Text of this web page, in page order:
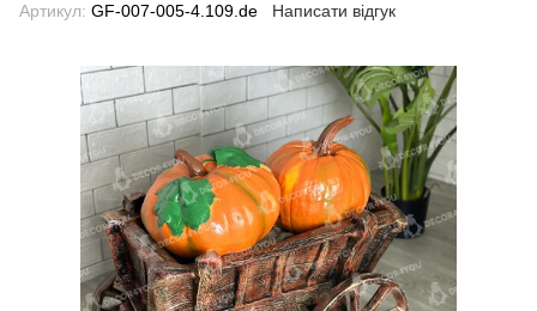
Артикул: GF-007-005-4.109.de Написати відгук